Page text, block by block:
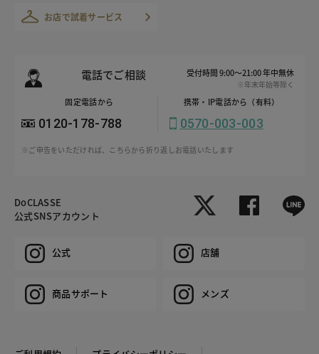
お店で試着サービス
電話でご相談 受付時間 9:00～21:00 年中無休
※年末年始等除く
固定電話から
0120-178-788
携帯・IP電話から（有料）
0570-003-003
※ご申告をいただければ、こちらから折り返しお電話いたします
DoCLASSE
公式SNSアカウント
公式 店舗
商品サポート メンズ